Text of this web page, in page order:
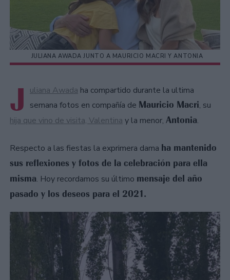
JULIANA AWADA JUNTO A MAURICIO MACRI Y ANTONIA
J uliana Awada ha compartido durante la ultima
semana fotos en compañía de Mauricio Macri, su
hija que vino de visita, Valentina y la menor, Antonia.
Respecto a las fiestas la exprimera dama ha mantenido
sus reflexiones y fotos de la celebración para ella
misma. Hoy recordamos su último mensaje del año
pasado y los deseos para el 2021.